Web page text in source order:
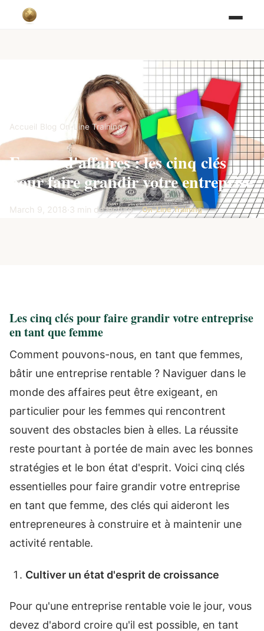
Accueil Blog On-Line Training
Femme d'affaires : les cinq clés
pour faire grandir votre entreprise
March 9, 2018·3 min de lecture· On-Line Training
Les cinq clés pour faire grandir votre entreprise
en tant que femme
Comment pouvons-nous, en tant que femmes,
bâtir une entreprise rentable ? Naviguer dans le
monde des affaires peut être exigeant, en
particulier pour les femmes qui rencontrent
souvent des obstacles bien à elles. La réussite
reste pourtant à portée de main avec les bonnes
stratégies et le bon état d'esprit. Voici cinq clés
essentielles pour faire grandir votre entreprise
en tant que femme, des clés qui aideront les
entrepreneures à construire et à maintenir une
activité rentable.
Cultiver un état d'esprit de croissance
Pour qu'une entreprise rentable voie le jour, vous
devez d'abord croire qu'il est possible, en tant